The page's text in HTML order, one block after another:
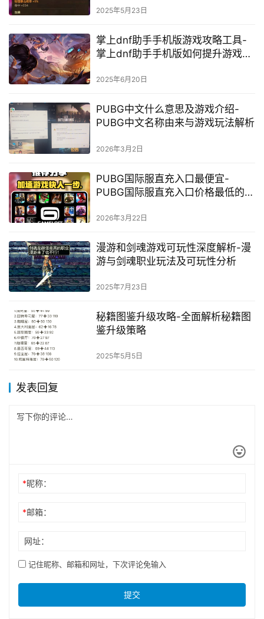
2025年5月23日
掌上dnf助手手机版游戏攻略工具-
掌上dnf助手手机版如何提升游戏体
2025年6月20日
PUBG中文什么意思及游戏介绍-
PUBG中文名称由来与游戏玩法解析
2026年3月2日
PUBG国际服直充入口最便宜-
PUBG国际服直充入口价格最低的购
2026年3月22日
漫游和剑魂游戏可玩性深度解析-漫
游与剑魂职业玩法及可玩性分析
2025年7月23日
秘籍图鉴升级攻略-全面解析秘籍图
鉴升级策略
2025年5月5日
发表回复
*昵称：
*邮箱：
网址：
记住昵称、邮箱和网址，下次评论免输入
提交